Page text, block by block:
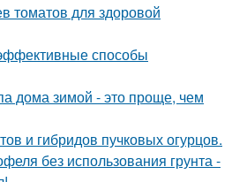
томатов для здоровой
способы
дома зимой - это проще, чем
и гибридов пучковых огурцов.
без использования грунта -